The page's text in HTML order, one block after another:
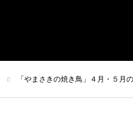
「やまさきの焼き鳥」４月・５月